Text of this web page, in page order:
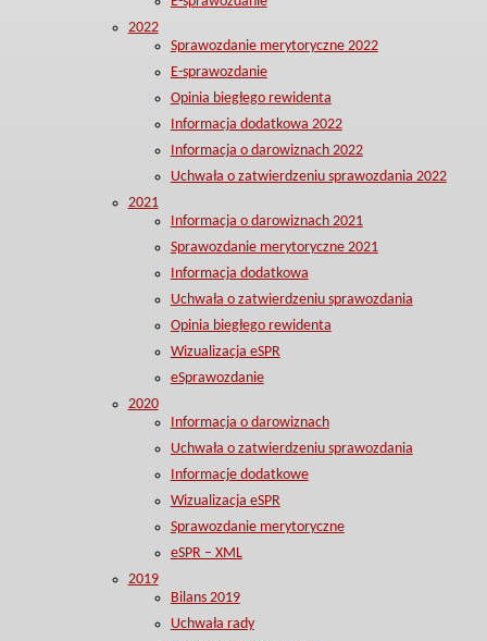
2022
Sprawozdanie merytoryczne 2022
E-sprawozdanie
Opinia biegłego rewidenta
Informacja dodatkowa 2022
Informacja o darowiznach 2022
Uchwała o zatwierdzeniu sprawozdania 2022
2021
Informacja o darowiznach 2021
Sprawozdanie merytoryczne 2021
Informacja dodatkowa
Uchwała o zatwierdzeniu sprawozdania
Opinia biegłego rewidenta
Wizualizacja eSPR
eSprawozdanie
2020
Informacja o darowiznach
Uchwała o zatwierdzeniu sprawozdania
Informacje dodatkowe
Wizualizacja eSPR
Sprawozdanie merytoryczne
eSPR – XML
2019
Bilans 2019
Uchwała rady